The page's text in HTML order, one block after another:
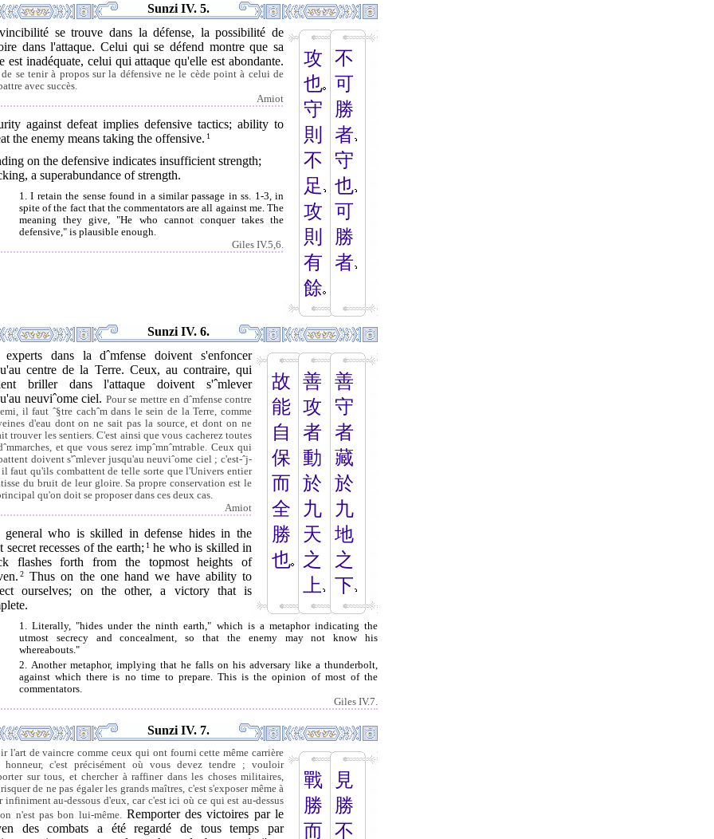
Sunzi IV. 5.
攻
也
守
則
不
足
攻
則
有
餘
不
可
勝
者
守
也
可
勝
者
se trouve dans la défense, la possibilité de
dans l'attaque. Celui qui se défend montre que sa
est inadéquate, celui qui attaque qu'elle est abondante.
se tenir à propos sur la défensive ne le cède point à celui de
avec succès.
Amiot
against defeat implies defensive tactics; ability to
the enemy means taking the offensive. 1
on the defensive indicates insufficient strength;
a superabundance of strength.
1. I retain the sense found in a similar passage in ss. 1-3, in
spite of the fact that the commentators are all against me. The
meaning they give, "He who cannot conquer takes the
defensive," is plausible enough.
Giles IV.5,6.
Sunzi IV. 6.
故
能
自
保
而
全
勝
也
善
攻
者
動
於
九
天
之
上
善
守
者
藏
於
九
地
之
下
experts dans la dˆmfense doivent s'enfoncer
centre de la Terre. Ceux, au contraire, qui
briller dans l'attaque doivent s'ˆmlever
neuviˆome ciel. Pour se mettre en dˆmfense contre
il faut ˆ§tre cachˆm dans le sein de la Terre, comme
d'eau dont on ne sait pas la source, et dont on ne
trouver les sentiers. C'est ainsi que vous cacherez toutes
et que vous serez impˆmnˆmtrable. Ceux qui
doivent s'ˆmlever jusqu'au neuviˆome ciel ; c'est-ˆj-
faut qu'ils combattent de telle sorte que l'Univers entier
du bruit de leur gloire. Sa propre conservation est le
qu'on doit se proposer dans ces deux cas.
Amiot
general who is skilled in defense hides in the
secret recesses of the earth; 1he who is skilled in
flashes forth from the topmost heights of
2
Thus on the one hand we have ability to
ourselves; on the other, a victory that is
1. Literally, "hides under the ninth earth," which is a metaphor indicating the
utmost secrecy and concealment, so that the enemy may not know his
whereabouts."
2. Another metaphor, implying that he falls on his adversary like a thunderbolt,
against which there is no time to prepare. This is the opinion of most of the
commentators.
Giles IV.7.
Sunzi IV. 7.
戰
勝
而
見
勝
不
l'art de vaincre comme ceux qui ont fourni cette même carrière
honneur, c'est précisément où vous devez tendre ; vouloir
sur tous, et chercher à raffiner dans les choses militaires,
de ne pas égaler les grands maîtres, c'est s'exposer même à
infiniment au-dessous d'eux, car c'est ici où ce qui est au-dessus
n'est pas bon lui-même. Remporter des victoires par le
des combats a été regardé de tous temps par